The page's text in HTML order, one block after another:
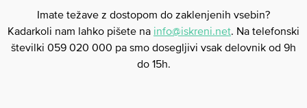
Imate težave z dostopom do zaklenjenih vsebin?
Kadarkoli nam lahko pišete na info@iskreni.net . Na telefonski
številki 059 020 000 pa smo dosegljivi vsak delovnik od 9h
do 15h.